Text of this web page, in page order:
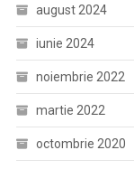
august 2024
iunie 2024
noiembrie 2022
martie 2022
octombrie 2020